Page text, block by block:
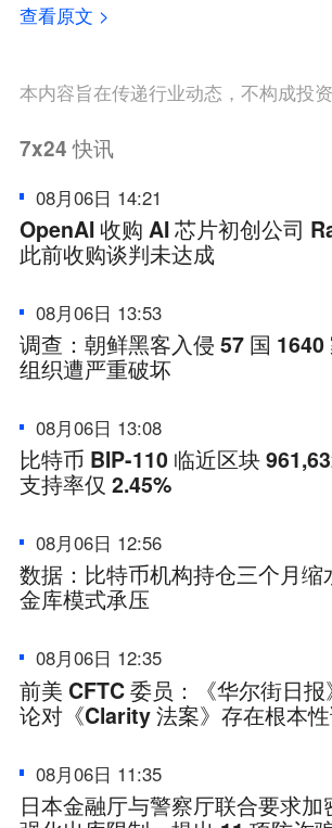
查看原文 >
本内容旨在传递行业动态，不构成投资
7x24快讯
08月06日 14:21
OpenAI 收购 AI 芯片初创公司
此前收购谈判未达成
08月06日 13:53
调查：朝鲜黑客入侵 57 国
组织遭严重破坏
08月06日 13:08
比特币 BIP-110 临近区块
支持率仅 2.45%
08月06日 12:56
数据：比特币机构持仓三个月缩
金库模式承压
08月06日 12:35
前美 CFTC 委员：《华尔街日
论对《Clarity 法案》存在根本
08月06日 11:35
日本金融厅与警察厅联合要求加